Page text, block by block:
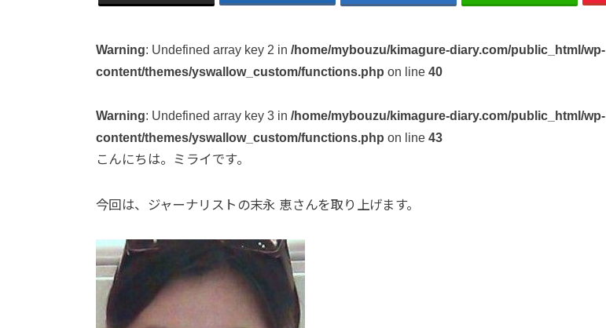
Warning: Undefined array key 2 in /home/mybouzu/kimagure-diary.com/public_html/wp-
content/themes/yswallow_custom/functions.php on line 40
Warning: Undefined array key 3 in /home/mybouzu/kimagure-diary.com/public_html/wp-
content/themes/yswallow_custom/functions.php on line 43
こんにちは。ミライです。
今回は、ジャーナリストの末永 恵さんを取り上げます。